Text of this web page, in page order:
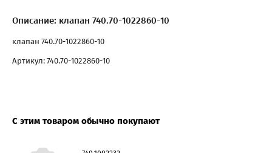
Описание: клапан 740.70-1022860-10
клапан 740.70-1022860-10
Артикул: 740.70-1022860-10
С этим товаром обычно покупают